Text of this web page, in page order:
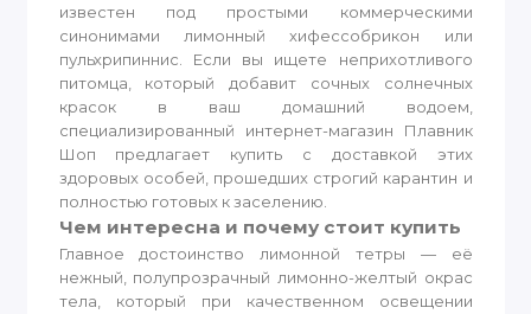
известен под простыми коммерческими
синонимами лимонный хифессобрикон или
пульхрипиннис. Если вы ищете неприхотливого
питомца, который добавит сочных солнечных
красок в ваш домашний водоем,
специализированный интернет-магазин Плавник
Шоп предлагает купить с доставкой этих
здоровых особей, прошедших строгий карантин и
полностью готовых к заселению.
Чем интересна и почему стоит купить
Главное достоинство лимонной тетры — её
нежный, полупрозрачный лимонно-желтый окрас
тела, который при качественном освещении